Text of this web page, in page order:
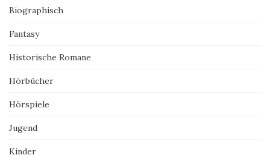
Biographisch
Fantasy
Historische Romane
Hörbücher
Hörspiele
Jugend
Kinder